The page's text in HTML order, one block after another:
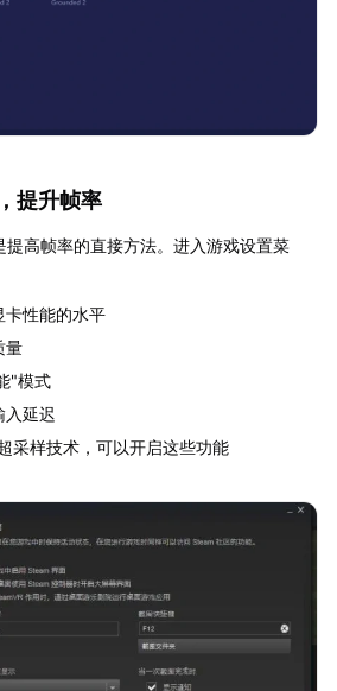
提升帧率
高帧率的直接方法。进入游戏设置菜
卡性能的水平
量
"模式
入延迟
采样技术，可以开启这些功能